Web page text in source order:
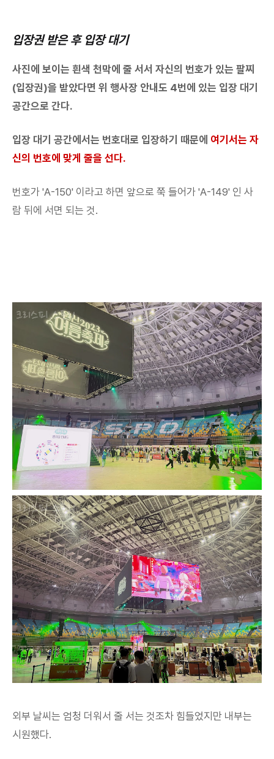
입장권 받은 후 입장 대기
사진에 보이는 흰색 천막에 줄 서서 자신의 번호가 있는 팔찌
(입장권)을 받았다면 위 행사장 안내도 4번에 있는 입장 대기
공간으로 간다.
입장 대기 공간에서는 번호대로 입장하기 때문에 여기서는 자
신의 번호에 맞게 줄을 선다.
번호가 'A-150' 이라고 하면 앞으로 쭉 들어가 'A-149' 인 사
람 뒤에 서면 되는 것.
외부 날씨는 엄청 더워서 줄 서는 것조차 힘들었지만 내부는
시원했다.